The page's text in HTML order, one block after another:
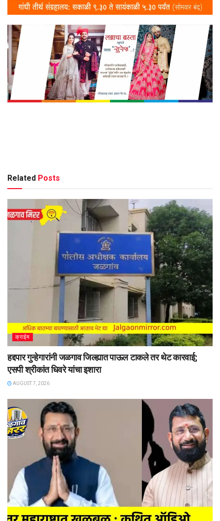
Related Posts
क्राईम
हद्दपार गुन्हेगारांनी जळगाव जिल्ह्यात पाऊल टाकले तर थेट कारवाई;
एसपी श्रीकांत धिवरे यांचा इशारा
AUGUST 7, 2026